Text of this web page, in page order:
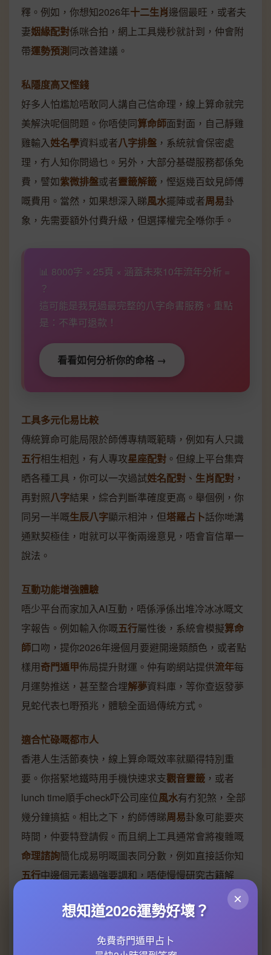
釋。例如，你想知2026年十二生肖邊個最旺，或者夫
妻姻緣配對係咪合拍，網上工具幾秒就計到，仲會附
帶運勢預測同改善建議。
私隱度高又慳錢
好多人怕尷尬唔敢同人講自己信命理，線上算命就完
美解決呢個問題。你唔使同算命師面對面，自己靜雞
雞輸入姓名學資料或者八字排盤 ，系統就會保密處
理，冇人知你問過乜。另外，大部分基礎服務都係免
費，譬如紫微排盤或者靈籤解籤 ，慳返幾百蚊見師傅
嘅費用。當然，如果想深入睇風水擺陣或者周易卦
象，先需要額外付費升級，但選擇權完全喺你手。
📊 8000字 × 25頁 × 涵蓋未來10年流年分析 =
？
這可能是我見過最完整的八字命書服務。重點
是：不準可退款！
看看如何分析你的命格 →
工具多元化易比較
傳統算命可能局限於師傅專精嘅範疇，例如有人只識
五行相生相剋，有人專攻星座配對 。但線上平台集齊
晒各種工具，你可以一次過試姓名配對 、 生肖配對 ，
再對照八字結果，綜合判斷準確度更高。舉個例，你
同另一半嘅生辰八字顯示相沖，但塔羅占卜話你哋溝
通默契極佳，咁就可以平衡兩邊意見，唔會盲信單一
說法。
互動功能增強體驗
唔少平台而家加入AI互動，唔係淨係出堆冷冰冰嘅文
字報告。例如輸入你嘅五行屬性後，系統會模擬算命
師口吻，提你2026年邊個月要避開邊類顏色，或者點
樣用奇門遁甲佈局提升財運。仲有啲網站提供流年每
月運勢推送，甚至整合埋解夢資料庫，等你查返發夢
見蛇代表乜嘢預兆，體驗全面過傳統方式。
適合忙碌嘅都市人
香港人生活節奏快，線上算命嘅效率就顯得特別重
要。你搭緊地鐵時用手機快速求支觀音靈籤 ，或者
lunch time順手check吓公司座位風水有冇犯煞，全部
幾分鐘搞掂。相比之下，約師傅睇周易卦象可能要夾
時間，仲要特登請假。而且網上工具通常會將複雜嘅
命理諮詢簡化成易明嘅圖表同分數，例如直接話你知
五行中邊個元素過強要調和，唔使慢慢研究古籍解
×
想知道2026運勢好壞？
免費奇門遁甲占卜